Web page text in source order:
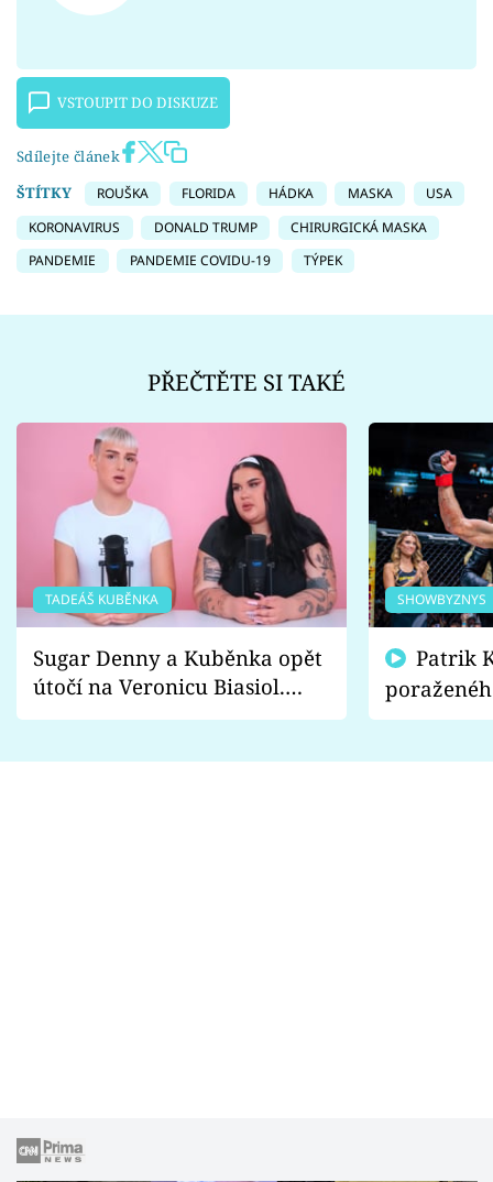
VSTOUPIT DO DISKUZE
Sdílejte článek
ŠTÍTKY
ROUŠKA FLORIDA HÁDKA MASKA
USA
KORONAVIRUS
DONALD TRUMP
CHIRURGICKÁ MASKA
PANDEMIE
PANDEMIE COVIDU-19 TÝPEK
PŘEČTĚTE SI TAKÉ
TADEÁŠ KUBĚNKA
Sugar Denny a Kuběnka opět
útočí na Veronicu Biasiol.
Proč je podle nich falešná a
SHOWBYZNYS
fanoušci